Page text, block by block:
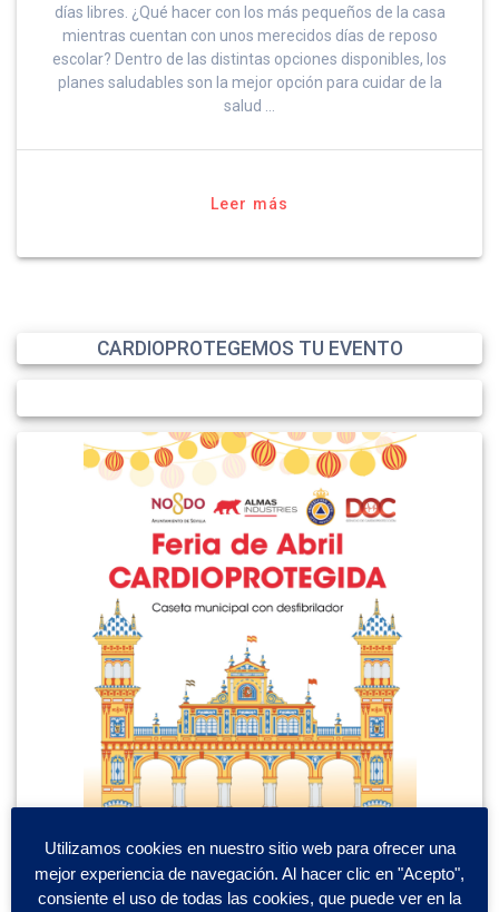
días libres. ¿Qué hacer con los más pequeños de la casa
mientras cuentan con unos merecidos días de reposo
escolar? Dentro de las distintas opciones disponibles, los
planes saludables son la mejor opción para cuidar de la
salud …
Leer más
CARDIOPROTEGEMOS TU EVENTO
Utilizamos cookies en nuestro sitio web para ofrecer una
mejor experiencia de navegación. Al hacer clic en "Acepto",
consiente el uso de todas las cookies, que puede ver en la